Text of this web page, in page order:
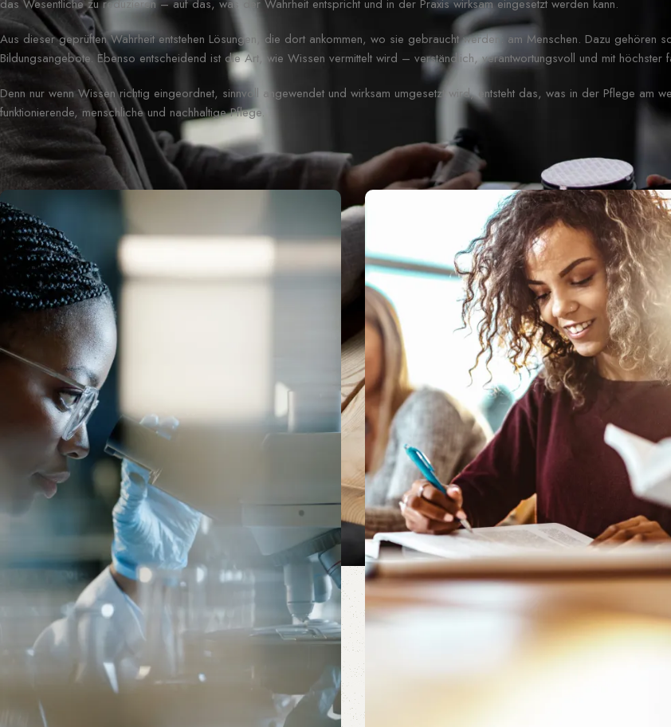
das Wesentliche zu reduzieren – auf das, was der Wahrheit entspricht und in der Praxis wirksam eingesetzt werden kann.
Aus dieser geprüften Wahrheit entstehen Lösungen, die dort ankommen, wo sie gebraucht werden: am Menschen. Dazu gehören
Bildungsangebote. Ebenso entscheidend ist die Art, wie Wissen vermittelt wird – verständlich, verantwortungsvoll und mit höchster
Denn nur wenn Wissen richtig eingeordnet, sinnvoll angewendet und wirksam umgesetzt wird, entsteht das, was in der Pflege am
funktionierende, menschliche und nachhaltige Pflege.